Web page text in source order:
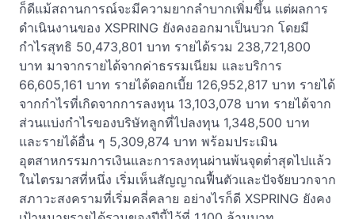
ก็ดีแม้สถานการณ์จะมีความยากลำบากเพิ่มขึ้น แต่ผลการ
ดำเนินงานของ XSPRING ยังคงออกมาเป็นบวก โดยมี
กำไรสุทธิ 50,473,801 บาท รายได้รวม 238,721,800
บาท มาจากรายได้จากค่าธรรมเนียม และบริการ
66,605,161 บาท รายได้ดอกเบี้ย 126,952,817 บาท รายได้
จากกำไรที่เกิดจากการลงทุน 13,103,078 บาท รายได้จาก
ส่วนแบ่งกำไรของบริษัทลูกที่ไปลงทุน 1,348,500 บาท
และรายได้อื่น ๆ 5,309,874 บาท พร้อมประเมิน
อุตสาหกรรมการเงินและการลงทุนผ่านพ้นจุดต่ำสุดไปแล้ว
ในไตรมาสที่หนึ่ง เริ่มเห็นสัญญาณฟื้นตัวและปัจจัยบวกจาก
สภาวะสงครามที่เริ่มคลี่คลาย อย่างไรก็ดี XSPRING ยังคง